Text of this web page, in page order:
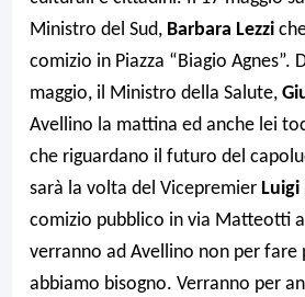
Ministro del Sud, Barbara Lezzi
comizio in Piazza “Biagio Agnes”.
maggio, il Ministro della Salute,
Avellino la mattina ed anche lei
che riguardano il futuro del
sarà la volta del Vicepremier Luigi
comizio pubblico in via Matteotti
verranno ad Avellino non per fare
abbiamo bisogno. Verranno per